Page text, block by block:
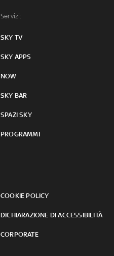
Servizi:
SKY TV
SKY APPS
NOW
SKY BAR
SPAZI SKY
PROGRAMMI
COOKIE POLICY
DICHIARAZIONE DI ACCESSIBILITÀ
CORPORATE